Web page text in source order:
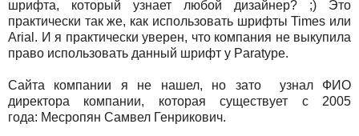
шрифта, который узнает любой дизайнер? ;) Это
практически так же, как использовать шрифты Times или
Arial. И я практически уверен, что компания не выкупила
право использовать данный шрифт у Paratype.
Сайта компании я не нашел, но зато узнал ФИО
директора компании, которая существует с 2005
года: Месропян Самвел Генрикович.